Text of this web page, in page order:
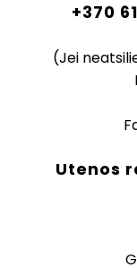
+370
(Jei
Utenos